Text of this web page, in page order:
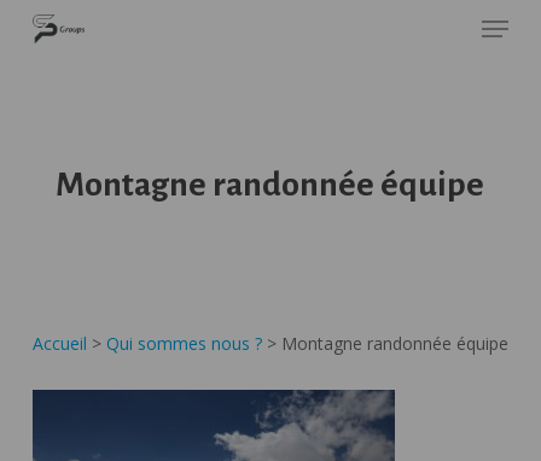
SP GROUPS
Montagne randonnée équipe
Accueil > Qui sommes nous ?> Montagne randonnée équipe
Panneau de gestion des cookies